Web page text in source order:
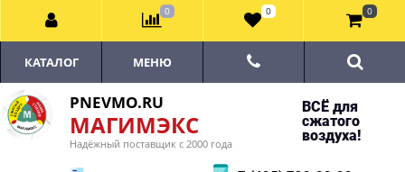
PNEVMO.RU
МАГИМЭКС
Надёжный поставщик с 2000 года
ВСЁ для
сжатого
воздуха!
КАТАЛОГ МЕНЮ
0 0 0